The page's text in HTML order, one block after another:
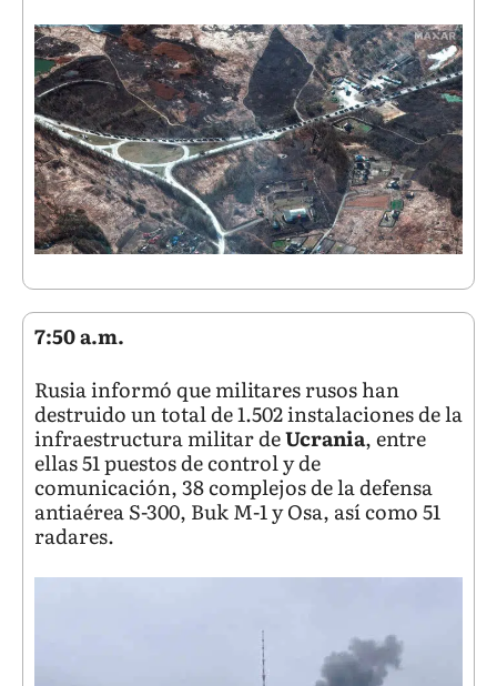
7:50 a.m.
Rusia informó que militares rusos han
destruido un total de 1.502 instalaciones de la
infraestructura militar deUcrania, entre
ellas 51 puestos de control y de
comunicación, 38 complejos de la defensa
antiaérea S-300, Buk M-1 y Osa, así como 51
radares.